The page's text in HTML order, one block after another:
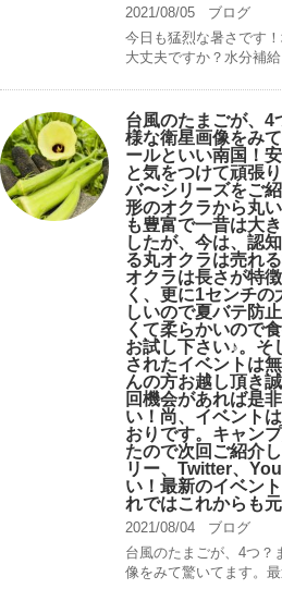
2021/08/05
ブログ
今日も猛烈な暑さです
大丈夫ですか？水分補
台風のたまごが、4
様な衛星画像をみ
ールといい南国！
と気をつけて頑張
バ〜シリーズをご
形のオクラから丸
も豊富で一昔は大
したが、今は、認
る丸オクラは売れ
オクラは長さが特
く、更に1センチ
しいので夏バテ防
くて柔らかいので
お試し下さい♪。そ
されたイベントは
んの方お越し頂き
回機会があれば是
い！尚、イベント
おりです。キャン
たので次回ご紹介
リー、Twitter、
い！最新のイベン
れではこれからも
2021/08/04
ブログ
台風のたまごが、4つ？
像をみて驚いてます。